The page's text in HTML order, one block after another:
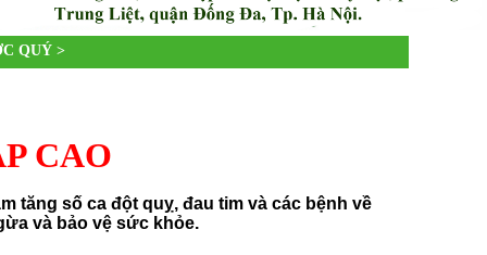
QUÝ >
CAO
tăng số ca đột quỵ, đau tim và các bệnh về
và bảo vệ sức khỏe.